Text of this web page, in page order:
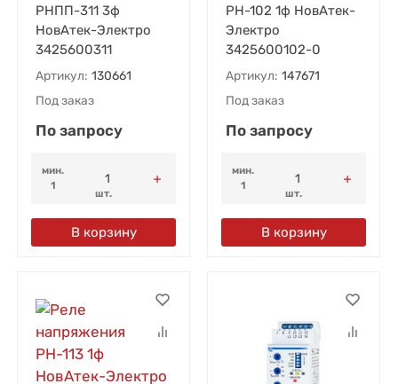
РНПП-311 3ф
НовАтек-Электро
3425600311
Артикул: 130661
Под заказ
По запросу
мин.
1
шт.
В корзину
РН-102 1ф НовАтек-
Электро
3425600102-0
Артикул: 147671
Под заказ
По запросу
мин.
1
шт.
В корзину